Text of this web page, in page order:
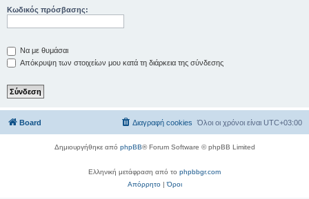
Κωδικός πρόσβασης:
Να με θυμάσαι
Απόκρυψη των στοιχείων μου κατά τη διάρκεια της σύνδεσης
Board Όλοι οι χρόνοι είναι UTC+03:00
Διαγραφή cookies
Δημιουργήθηκε από phpBB® Forum Software © phpBB Limited
Ελληνική μετάφραση από το phpbbgr.com
Απόρρητο|Όροι